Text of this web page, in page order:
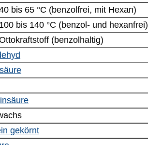
bis 65 °C (benzolfrei, mit Hexan)
bis 140 °C (benzol- und hexanfrei)
(benzolhaltig)
gekörnt